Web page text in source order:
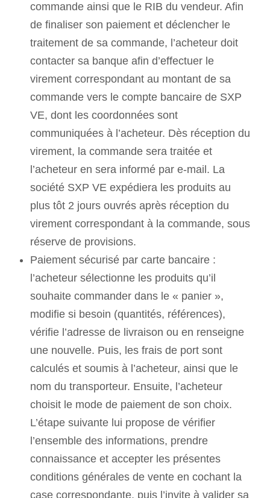
commande ainsi que le RIB du vendeur. Afin
de finaliser son paiement et déclencher le
traitement de sa commande, l’acheteur doit
contacter sa banque afin d’effectuer le
virement correspondant au montant de sa
commande vers le compte bancaire de SXP
VE, dont les coordonnées sont
communiquées à l’acheteur. Dès réception du
virement, la commande sera traitée et
l’acheteur en sera informé par e-mail. La
société SXP VE expédiera les produits au
plus tôt 2 jours ouvrés après réception du
virement correspondant à la commande, sous
réserve de provisions.
Paiement sécurisé par carte bancaire :
l’acheteur sélectionne les produits qu’il
souhaite commander dans le « panier »,
modifie si besoin (quantités, références),
vérifie l’adresse de livraison ou en renseigne
une nouvelle. Puis, les frais de port sont
calculés et soumis à l’acheteur, ainsi que le
nom du transporteur. Ensuite, l’acheteur
choisit le mode de paiement de son choix.
L’étape suivante lui propose de vérifier
l’ensemble des informations, prendre
connaissance et accepter les présentes
conditions générales de vente en cochant la
case correspondante, puis l’invite à valider sa